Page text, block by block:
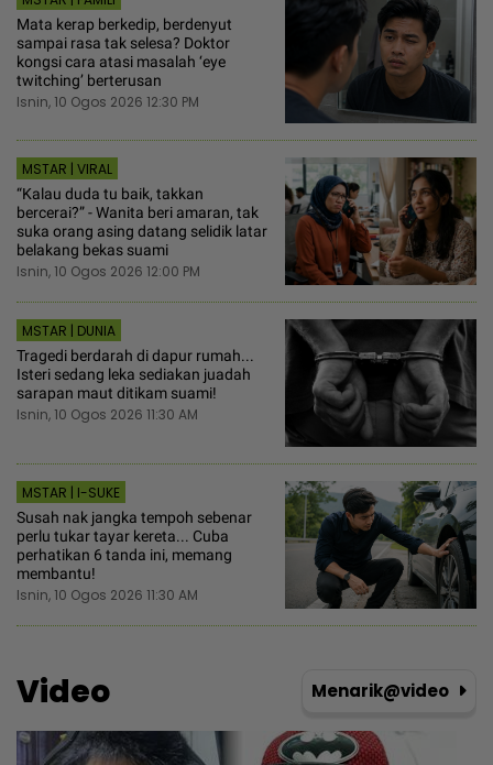
Mata kerap berkedip, berdenyut
sampai rasa tak selesa? Doktor
kongsi cara atasi masalah ‘eye
twitching’ berterusan
Isnin, 10 Ogos 2026 12:30 PM
MSTAR | VIRAL
“Kalau duda tu baik, takkan
bercerai?” - Wanita beri amaran, tak
suka orang asing datang selidik latar
belakang bekas suami
Isnin, 10 Ogos 2026 12:00 PM
MSTAR | DUNIA
Tragedi berdarah di dapur rumah...
Isteri sedang leka sediakan juadah
sarapan maut ditikam suami!
Isnin, 10 Ogos 2026 11:30 AM
MSTAR | I-SUKE
Susah nak jangka tempoh sebenar
perlu tukar tayar kereta... Cuba
perhatikan 6 tanda ini, memang
membantu!
Isnin, 10 Ogos 2026 11:30 AM
Video Menarik@video